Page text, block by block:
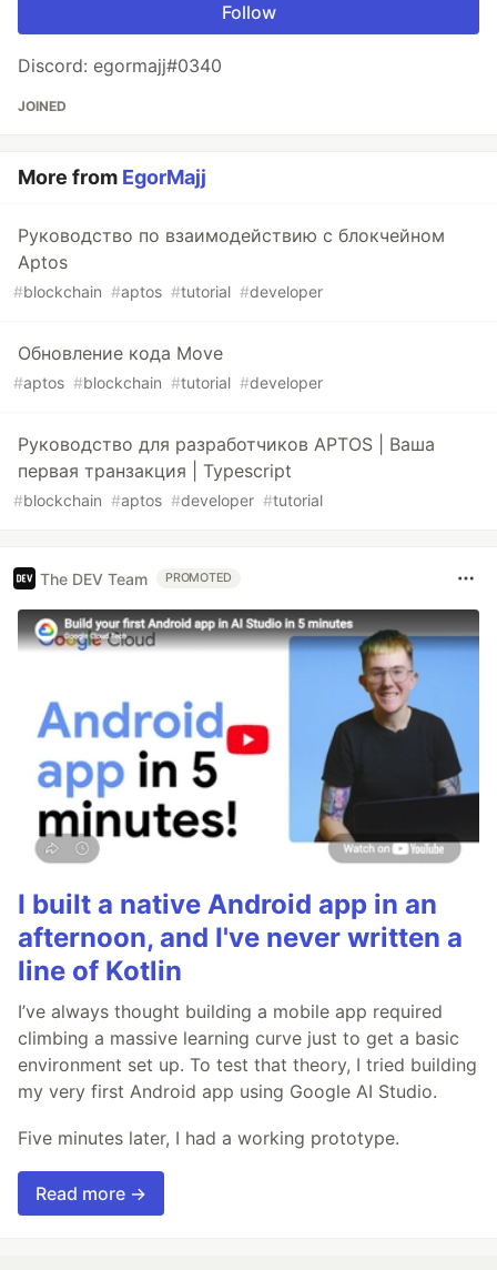
Follow
Discord: egormajj#0340
JOINED
More from EgorMajj
Руководство по взаимодействию с блокчейном
Aptos
#blockchain #aptos #tutorial #developer
Обновление кода Move
#aptos #blockchain #tutorial #developer
Руководство для разработчиков APTOS | Ваша
первая транзакция | Typescript
#blockchain #aptos #developer #tutorial
The DEV Team PROMOTED
I built a native Android app in an
afternoon, and I've never written a
line of Kotlin
I’ve always thought building a mobile app required
climbing a massive learning curve just to get a basic
environment set up. To test that theory, I tried building
my very first Android app using Google AI Studio.
Five minutes later, I had a working prototype.
Read more →